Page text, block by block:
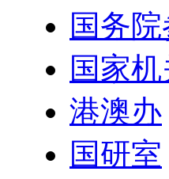
国务
国家
港澳办
国研室